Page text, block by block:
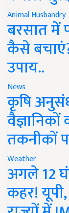
Animal Husbandry
बरसात में
कैसे
उपाय..
News
कृषि
तकनीकों
Weather
अगले 12
कहर!